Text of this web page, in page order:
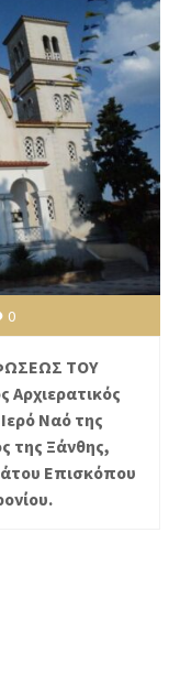
0
ΤΟΥ
Ναό της
της Ξάνθης,
Επισκόπου